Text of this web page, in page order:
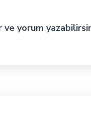
ve yorum